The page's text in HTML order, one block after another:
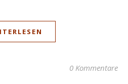
0 Kommentare